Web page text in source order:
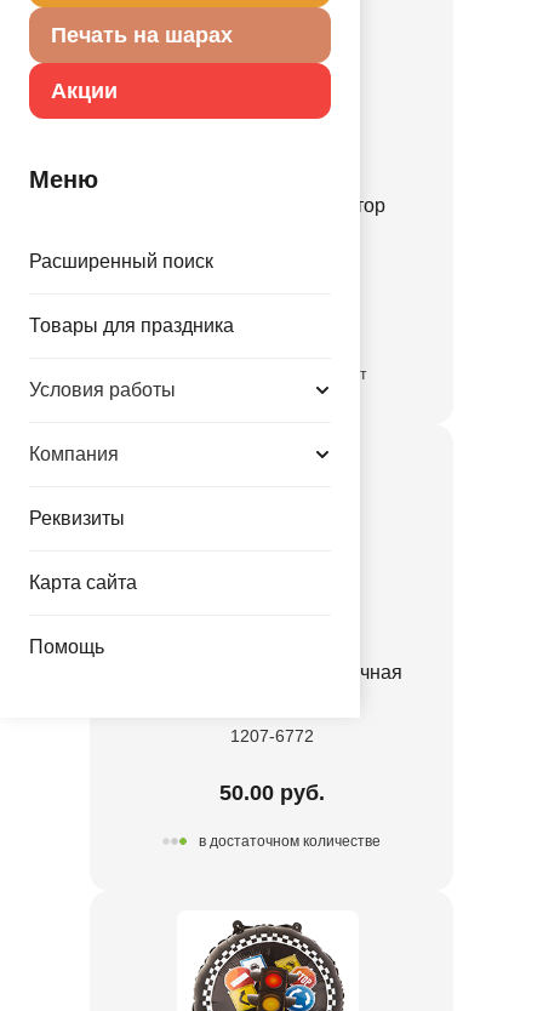
Печать на шарах
Акции
Меню
Расширенный поиск
Товары для праздника
Условия работы
Компания
Реквизиты
Карта сайта
Помощь
Ф М/ФИГУРА Экскаватор
41.30 руб.
временно отсутствует
К ФИГУРА Машина гоночная
1207-6772
50.00 руб.
в достаточном количестве